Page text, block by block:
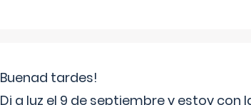
Buenad tardes!
Di a luz el 9 de septiembre y estoy